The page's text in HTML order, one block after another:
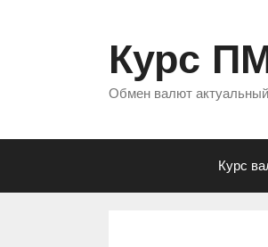
Курс
Обмен валют
Курс